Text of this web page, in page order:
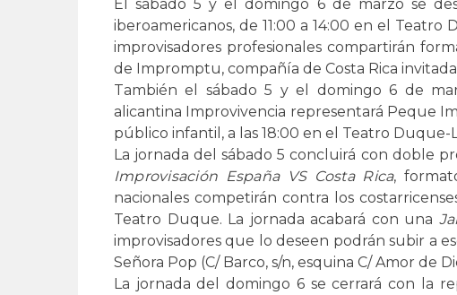
El sábado 5 y el domingo 6 de marzo se
iberoamericanos, de 11:00 a 14:00 en el
improvisadores profesionales compartirán
de Impromptu, compañía de Costa Rica
También el sábado 5 y el domingo 6 de
alicantina Improvivencia representará Peque
público infantil, a las 18:00 en el Teatro Duque-
La jornada del sábado 5 concluirá con doble
Improvisación España VS Costa Rica,
nacionales competirán contra los
Teatro Duque. La jornada acabará con una
improvisadores que lo deseen podrán subir a
Señora Pop (C/ Barco, s/n, esquina C/ Amor de
La jornada del domingo 6 se cerrará con la